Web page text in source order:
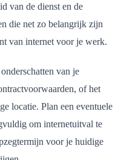
van de dienst en de
die net zo belangrijk zijn
van internet voor je werk.
van je
of het
locatie. Plan een eventuele
om internetuitval te
voor je huidige